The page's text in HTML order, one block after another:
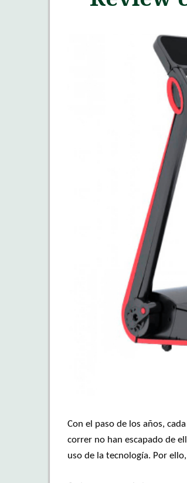
Con el paso de los años,
correr no han escapado de
uso de la tecnología. Por